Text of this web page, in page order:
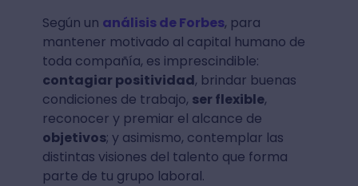
Según un análisis de Forbes, para
mantener motivado al capital humano de
toda compañía, es imprescindible:
contagiar positividad, brindar buenas
condiciones de trabajo, ser flexible,
reconocer y premiar el alcance de
objetivos; y asimismo, contemplar las
distintas visiones del talento que forma
parte de tu grupo laboral.